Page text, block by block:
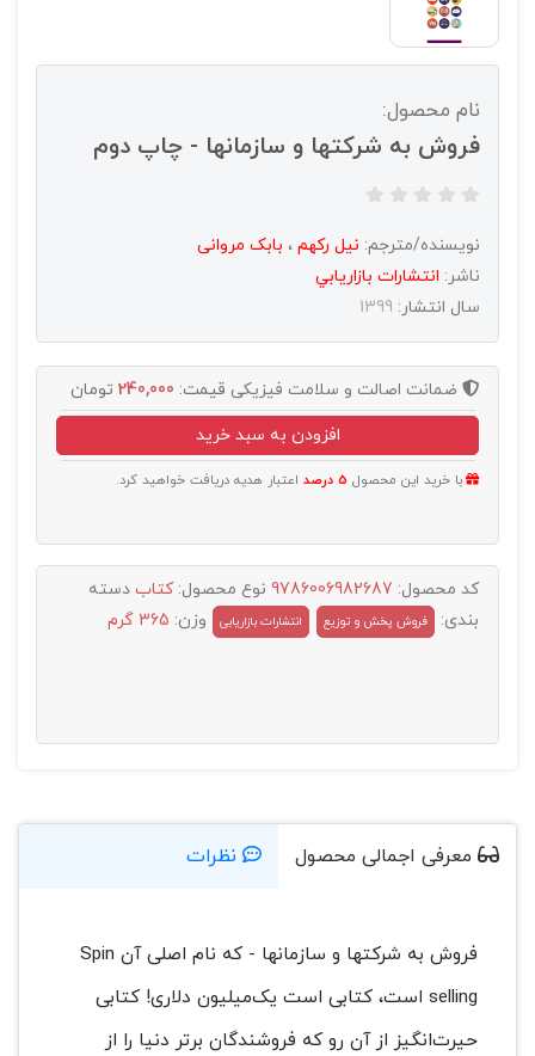
نام محصول:
فروش به شرکتها و سازمانها - چاپ دوم
نویسنده/مترجم: نیل رکهم ، بابک مروانی
ناشر: انتشارات بازاريابي
سال انتشار: 1399
ضمانت اصالت و سلامت فیزیکی قیمت: 240,000 تومان
افزودن به سبد خرید
با خرید این محصول 5 درصد اعتبار هدیه دریافت خواهید کرد.
کد محصول: 9786006982687 نوع محصول:کتاب دسته
بندی:
فروش پخش و توزيع انتشارات بازاریابی وزن: 365 گرم
معرفی اجمالی محصول نظرات
فروش به شرکتها و سازمانها - که نام اصلی آن Spin
selling است، کتابی است یک‌میلیون دلاری! کتابی
حیرت‌انگیز از آن رو که فروشندگان برتر دنیا را از